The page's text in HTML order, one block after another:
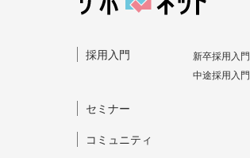
採⽤⼊⾨
新卒採⽤⼊⾨
中途採⽤⼊⾨
セミナー
コミュニティ